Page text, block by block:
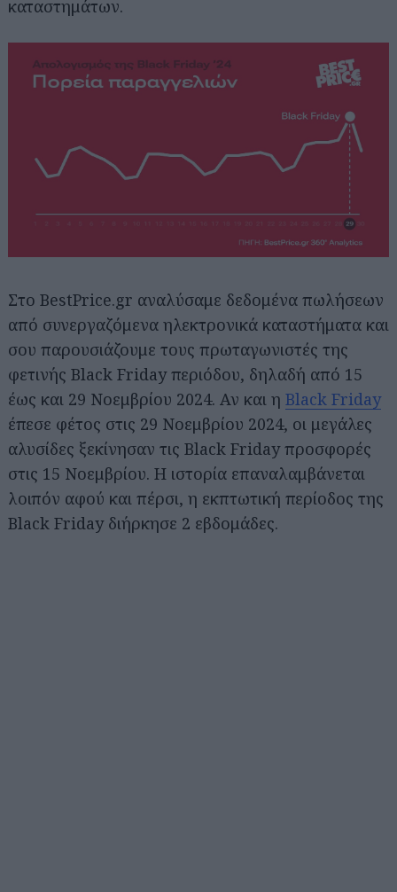
καταστημάτων.
Στο BestPrice.gr αναλύσαμε δεδομένα πωλήσεων
από συνεργαζόμενα ηλεκτρονικά καταστήματα και
σου παρουσιάζουμε τους πρωταγωνιστές της
φετινής Black Friday περιόδου, δηλαδή από 15
έως και 29 Νοεμβρίου 2024. Αν και η Black Friday
έπεσε φέτος στις 29 Νοεμβρίου 2024, οι μεγάλες
αλυσίδες ξεκίνησαν τις Black Friday προσφορές
στις 15 Νοεμβρίου. Η ιστορία επαναλαμβάνεται
λοιπόν αφού και πέρσι, η εκπτωτική περίοδος της
Black Friday διήρκησε 2 εβδομάδες.